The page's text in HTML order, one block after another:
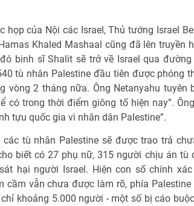
họp của Nội các Israel, Thủ tướng Israel
Khaled Mashaal cũng đã lên truyền
binh sĩ Shalit sẽ trở về Israel qua
tù nhân Palestine đầu tiên được phóng
vòng 2 tháng nữa. Ông Netanyahu tuyên
có trong thời điểm giông tố hiện nay”.
tựu quốc gia vì nhân dân Palestine”.
các tù nhân Palestine sẽ được trao trả
biết có 27 phụ nữ, 315 người chịu án tù
hại người Israel. Hiện con số chính
cầm vẫn chưa được làm rõ, phía
chỉ khoảng 5.000 người - một số bị cáo